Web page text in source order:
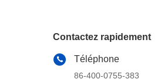
Contactez rapidement
Téléphone
86-400-0755-383